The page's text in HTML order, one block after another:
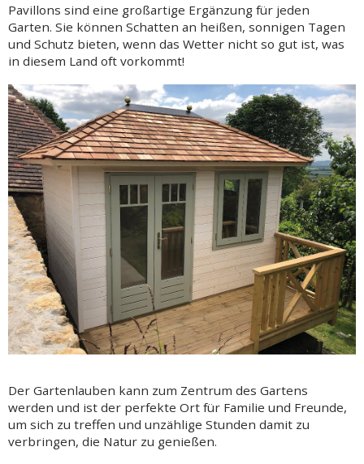
Pavillons sind eine großartige Ergänzung für jeden
Garten. Sie können Schatten an heißen, sonnigen Tagen
und Schutz bieten, wenn das Wetter nicht so gut ist, was
in diesem Land oft vorkommt!
Der Gartenlauben kann zum Zentrum des Gartens
werden und ist der perfekte Ort für Familie und Freunde,
um sich zu treffen und unzählige Stunden damit zu
verbringen, die Natur zu genießen.